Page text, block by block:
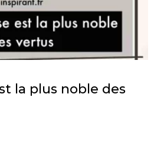
la plus noble des